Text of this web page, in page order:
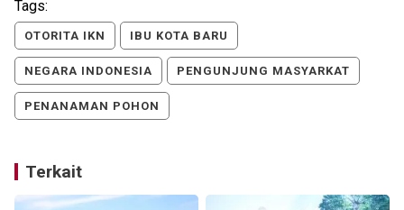
Tags:
OTORITA IKN IBU KOTA BARU
NEGARA INDONESIA PENGUNJUNG MASYARKAT
PENANAMAN POHON
Terkait